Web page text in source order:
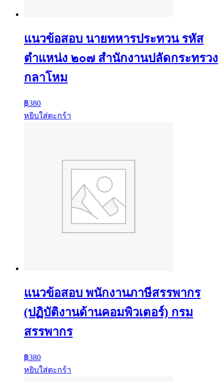
แนวข้อสอบ นายทหารประทวน รหัส
ตำแหน่ง ๒๐๗ สำนักงานปลัดกระทรวง
กลาโหม
฿380
หยิบใส่ตะกร้า
แนวข้อสอบ พนักงานภาษีสรรพากร
(ปฏิบัติงานด้านคอมพิวเตอร์) กรม
สรรพากร
฿380
หยิบใส่ตะกร้า